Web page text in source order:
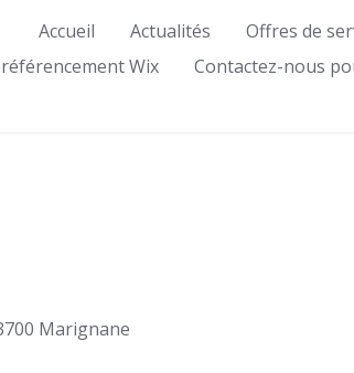
Accueil Actualités Offres de
Wix
Contactez-nous
Marignane